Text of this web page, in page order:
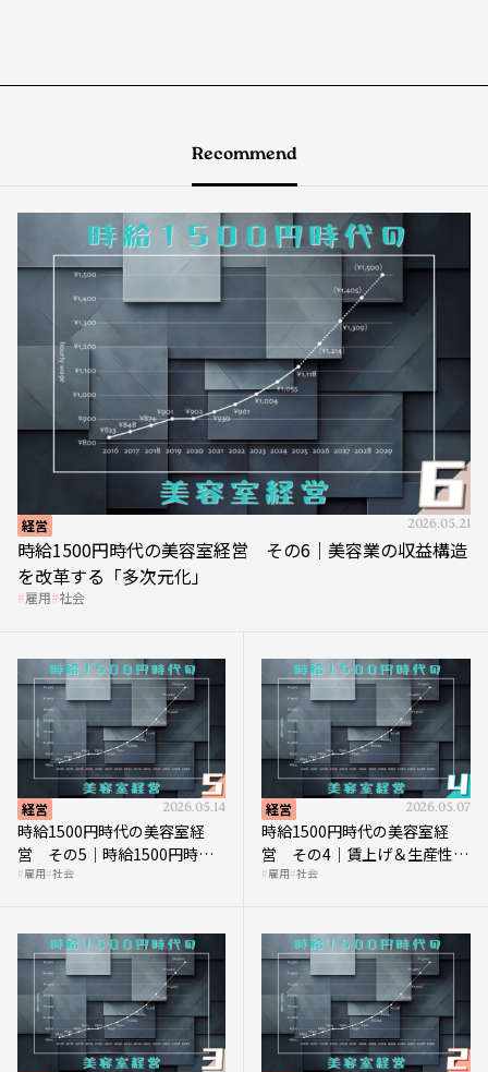
Recommend
経営 2026.05.21
時給1500円時代の美容室経営 その6｜美容業の収益構造
を改革する「多次元化」
雇用 社会
経営 2026.05.14
時給1500円時代の美容室経
営 その5｜時給1500円時代
の到来は美容業の収益構造を
雇用 社会
経営 2026.05.07
時給1500円時代の美容室経
営 その4｜賃上げ＆生産性向
上につなげる賢い助成金活用
雇用 社会